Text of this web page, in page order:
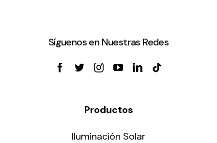
Síguenos en Nuestras Redes
Productos
Iluminación Solar